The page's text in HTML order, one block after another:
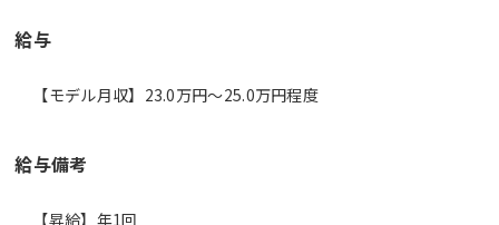
給与
【モデル月収】23.0万円〜25.0万円程度
給与備考
【昇給】年1回